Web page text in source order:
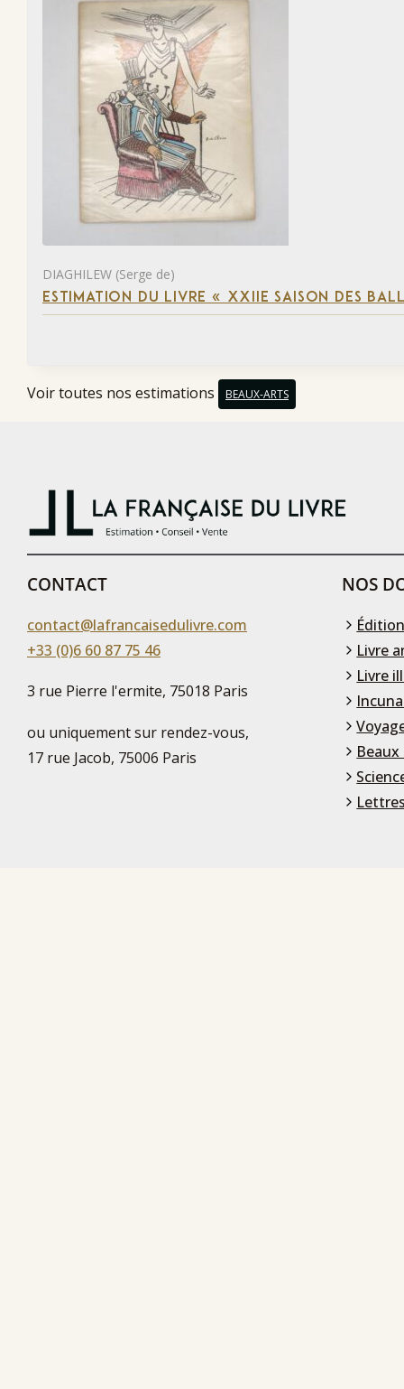
DIAGHILEW (Serge de)
ESTIMATION DU LIVRE « XXIIE SAISON DES
Voir toutes nos estimations BEAUX-ARTS
CONTACT
contact@lafrancaisedulivre.com
+33 (0)6 60 87 75 46
3 rue Pierre l'ermite, 75018 Paris
ou uniquement sur rendez-vous,
17 rue Jacob, 75006 Paris
NOS
Livre
Livre